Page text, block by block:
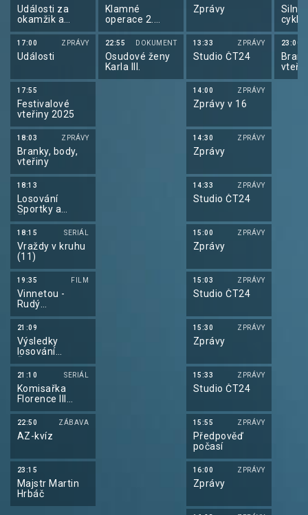
Události za
okamžik a
počasí
17:00 ZPRÁVY
Události
17:55
Festivalové
vteřiny 2025
18:03 ZPRÁVY
Branky, body,
vteřiny
18:13
Losování
Sportky a
Šance
18:15 SERIÁL
Vraždy v kruhu
(11)
19:35 FILM
Vinnetou -
Rudý
gentleman
21:09
Výsledky
losování
Šťastných 10
21:10 SERIÁL
Komisařka
Florence III
(1/4)
22:50 ZÁBAVA
AZ-kvíz
23:15
Majstr Martin
Hrbáč
Klamné
operace 2.
světové války
(2/4)
22:55 DOKUMENT
Osudové ženy
Karla III.
Zprávy
13:33 ZPRÁVY
Studio ČT24
14:00 ZPRÁVY
Zprávy v 16
14:30 ZPRÁVY
Zprávy
14:33 ZPRÁVY
Studio ČT24
15:00 ZPRÁVY
Zprávy
15:03 ZPRÁVY
Studio ČT24
15:30 ZPRÁVY
Zprávy
15:33 ZPRÁVY
Studio ČT24
15:55 ZPRÁVY
Předpověď
počasí
16:00 ZPRÁVY
Zprávy
de
23:00